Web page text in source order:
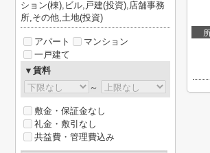
ション(棟),ビル,戸建(投資),店舗事務
所,その他,土地(投資)
アパート
マンション
一戸建て
▼賃料
～
敷金・保証金なし
礼金・敷引なし
共益費・管理費込み